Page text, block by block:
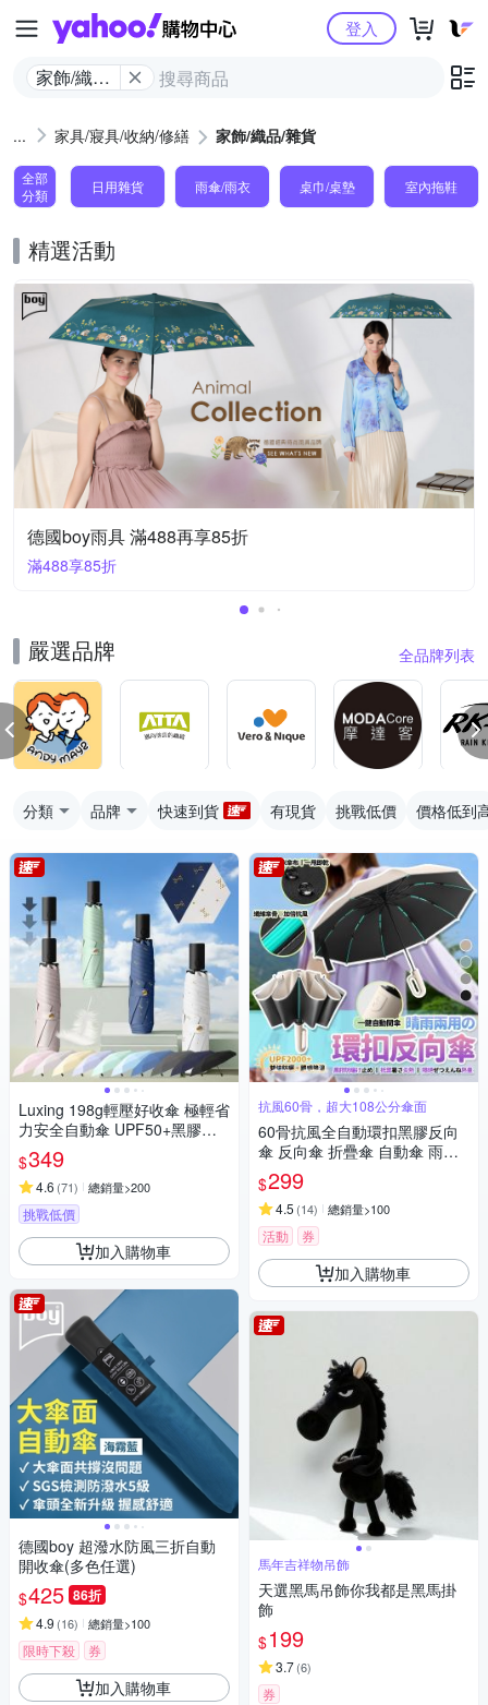
Yahoo購物中心
家飾/織品/
登入
家具/寢具/收納/修繕 家飾/織品/雜貨
全部
分類
日用雜貨 雨傘/雨衣 桌巾/桌墊 室內拖鞋
精選活動
德國boy雨具 滿488再享85折
滿488享85折
嚴選品牌 全品牌列表
分類 品牌 快速到貨 有現貨 挑戰低價 價格低到
Luxing 198g輕壓好收傘 極輕省
力安全自動傘 UPF50+黑膠防
曬陽傘 折疊傘晴雨傘口袋傘 迷
你輕量傘
$349
4.6 (71) 總銷量>200
挑戰低價
加入購物車
德國boy 超潑水防風三折自動
開收傘(多色任選)
$425 86折
4.9 (16) 總銷量>100
限時下殺 券
加入購物車
抗風60骨，超大108公分傘面
60骨抗風全自動環扣黑膠反向
傘 反向傘 折疊傘 自動傘 雨傘
遮陽傘 樂豐生活
$299
4.5 (14) 總銷量>100
活動 券
加入購物車
馬年吉祥物吊飾
天選黑馬吊飾你我都是黑馬掛
飾
$199
3.7(6)
券